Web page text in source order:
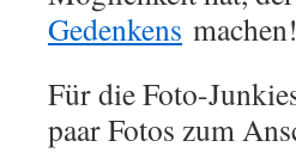
Gedenkens machen!
Für die Foto-
paar Fotos zum